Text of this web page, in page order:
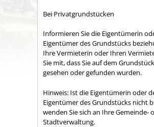
Bei Privatgrundstücken
Informieren Sie die Eigentümerin
Eigentümer des Grundstücks
Ihre Vermieterin oder Ihren
Sie mit, dass Sie auf dem
gesehen oder gefunden wurden.
Hinweis: Ist die Eigentümerin oder
Eigentümer des Grundstücks nicht
wenden Sie sich an Ihre Gemeinde-
Stadtverwaltung.